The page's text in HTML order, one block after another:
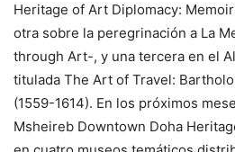
Heritage of Art Diplomacy:
otra sobre la peregrinación a La
through Art-, y una tercera en el
titulada The Art of Travel:
(1559-1614). En los próximos
Msheireb Downtown Doha